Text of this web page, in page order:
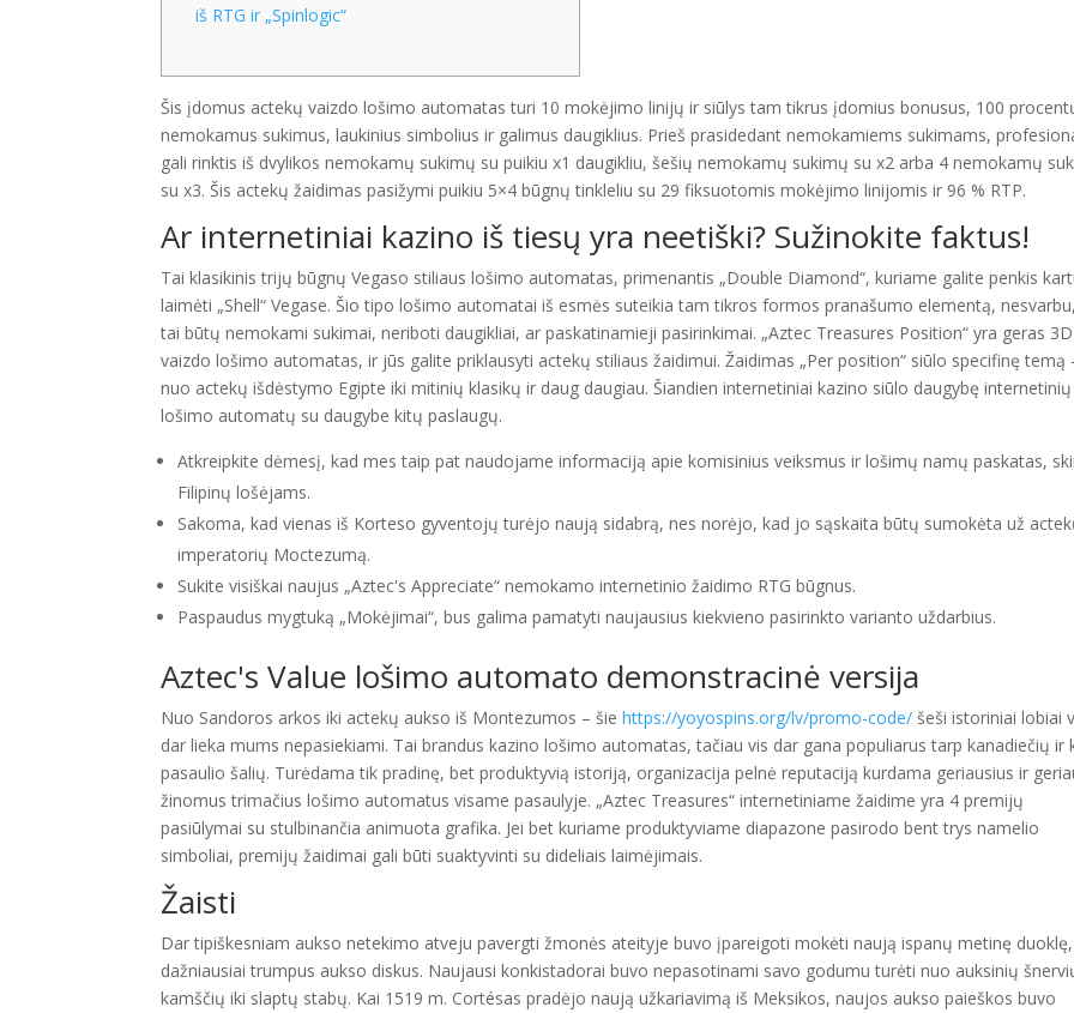
iš RTG ir „Spinlogic“
Šis įdomus actekų vaizdo lošimo automatas turi 10 mokėjimo linijų ir siūlys tam tikrus įdomius bonusus, 100
nemokamus sukimus, laukinius simbolius ir galimus daugiklius. Prieš prasidedant nemokamiems sukimams,
gali rinktis iš dvylikos nemokamų sukimų su puikiu x1 daugikliu, šešių nemokamų sukimų su x2 arba 4 nemokamų
su x3.Šis actekų žaidimas pasižymi puikiu 5×4 būgnų tinkleliu su 29 fiksuotomis mokėjimo linijomis ir 96 % RTP.
Ar internetiniai kazino iš tiesų yra neetiški? Sužinokite faktus!
Tai klasikinis trijų būgnų Vegaso stiliaus lošimo automatas, primenantis „Double Diamond“, kuriame galite penkis
laimėti „Shell“ Vegase. Šio tipo lošimo automatai iš esmės suteikia tam tikros formos pranašumo elementą,
tai būtų nemokami sukimai, neriboti daugikliai, ar paskatinamieji pasirinkimai. „Aztec Treasures Position“ yra geras 3D
vaizdo lošimo automatas, ir jūs galite priklausyti actekų stiliaus žaidimui. Žaidimas „Per position“ siūlo specifinę temą
nuo ​​actekų išdėstymo Egipte iki mitinių klasikų ir daug daugiau. Šiandien internetiniai kazino siūlo daugybę internetinių
lošimo automatų su daugybe kitų paslaugų.
Atkreipkite dėmesį, kad mes taip pat naudojame informaciją apie komisinius veiksmus ir lošimų namų paskatas,
Filipinų lošėjams.
Sakoma, kad vienas iš Korteso gyventojų turėjo naują sidabrą, nes norėjo, kad jo sąskaita būtų sumokėta už
imperatorių Moctezumą.
Sukite visiškai naujus „Aztec's Appreciate“ nemokamo internetinio žaidimo RTG būgnus.
Paspaudus mygtuką „Mokėjimai“, bus galima pamatyti naujausius kiekvieno pasirinkto varianto uždarbius.
Aztec's Value lošimo automato demonstracinė versija
Nuo Sandoros arkos iki actekų aukso iš Montezumos – šiehttps://yoyospins.org/lv/promo-code/ šeši istoriniai lobiai
dar lieka mums nepasiekiami. Tai brandus kazino lošimo automatas, tačiau vis dar gana populiarus tarp kanadiečių ir
pasaulio šalių. Turėdama tik pradinę, bet produktyvią istoriją, organizacija pelnė reputaciją kurdama geriausius ir
žinomus trimačius lošimo automatus visame pasaulyje. „Aztec Treasures“ internetiniame žaidime yra 4 premijų
pasiūlymai su stulbinančia animuota grafika. Jei bet kuriame produktyviame diapazone pasirodo bent trys namelio
simboliai, premijų žaidimai gali būti suaktyvinti su dideliais laimėjimais.
Žaisti
Dar tipiškesniam aukso netekimo atveju pavergti žmonės ateityje buvo įpareigoti mokėti naują ispanų metinę duoklę,
dažniausiai trumpus aukso diskus. Naujausi konkistadorai buvo nepasotinami savo godumu turėti nuo auksinių
kamščių iki slaptų stabų. Kai 1519 m. Cortésas pradėjo naują užkariavimą iš Meksikos, naujos aukso paieškos buvo